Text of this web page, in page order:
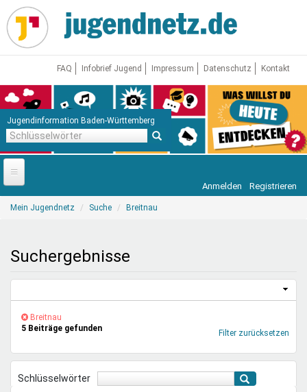
Direkt
zum
Inhalt
FAQ Infobrief Jugend Impressum Datenschutz Kontakt
Jugendinformation Baden-Württemberg
Startseite
Freizeit & Reisen
Mentoren & Projekte
Schule & Beruf
Anmelden Registrieren
Sie
Mein Jugendnetz Suche Breitnau
Suchergebnisse
(-) Breitnau-
Filter
Breitnau
Filter zurücksetzen
5 Beiträge gefunden
Schlüsselwörter